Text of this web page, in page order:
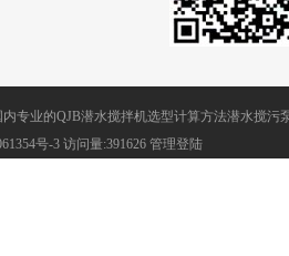
专业的QJB潜水搅拌机选型计算方法潜水搅污
号-3 访问量:391626 管理登陆